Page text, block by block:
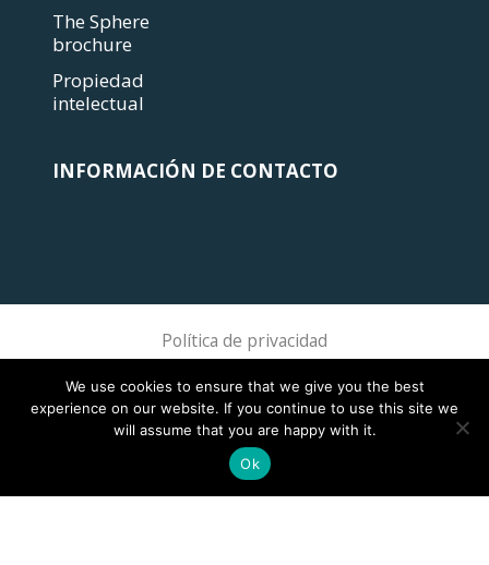
The Sphere
brochure
Propiedad
intelectual
INFORMACIÓN DE CONTACTO
Política de privacidad
We use cookies to ensure that we give you the best
experience on our website. If you continue to use this site we
will assume that you are happy with it.
Ok